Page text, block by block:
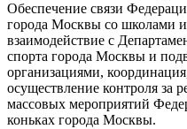
Обеспечение связи
города Москвы со школами
взаимодействие с
спорта города Москвы и
организациями,
осуществление контроля за
массовых мероприятий
коньках города Москвы.